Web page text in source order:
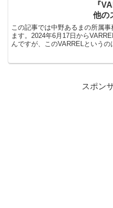
『
他の
この記事では中野あるまの所属
ます。2024年6月17日から
んですが、このVARRELという
スポン